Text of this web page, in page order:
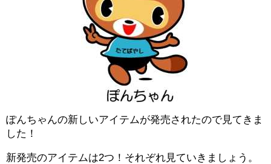
ぽんちゃんの新しいアイテムが発売されたので見てきま
した！
新発売のアイテムは2つ！それぞれ見ていきましょう。